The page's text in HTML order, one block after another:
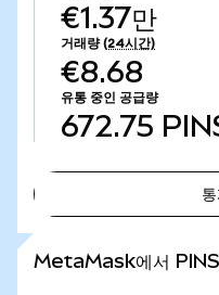
€1.37만
거래량 (24시간)
€8.68
유통 중인 공급량
672.75
통
MetaMask에서